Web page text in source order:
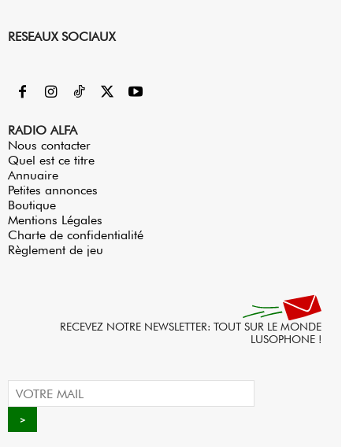
RESEAUX SOCIAUX
RADIO ALFA
Nous contacter
Quel est ce titre
Annuaire
Petites annonces
Boutique
Mentions Légales
Charte de confidentialité
Règlement de jeu
RECEVEZ NOTRE NEWSLETTER: TOUT SUR LE MONDE
LUSOPHONE !